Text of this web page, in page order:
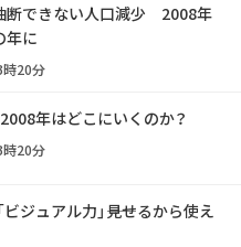
断できない人口減少 2008年
年に
20分
年はどこにいくのか？
20分
ジュアル力」――見せるから使え